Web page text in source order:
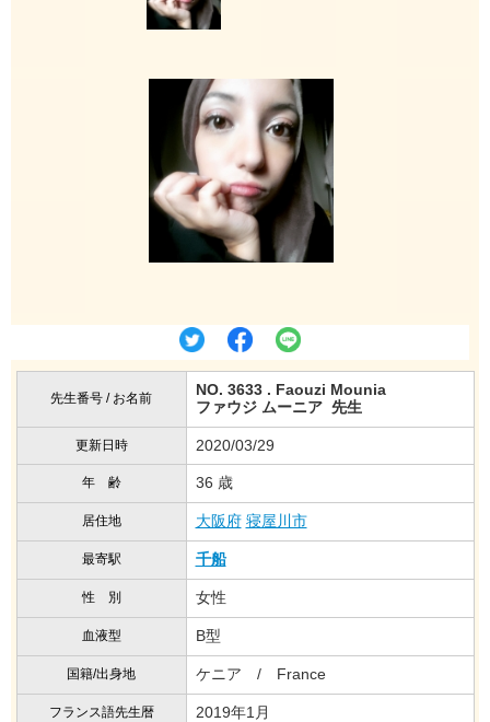
先生番号 / お名前
NO. 3633 . Faouzi Mounia
ファウジ ムーニア 先生
更新日時 2020/03/29
年 齢 36 歳
居住地 大阪府 寝屋川市
最寄駅 千船
性 別 女性
血液型 B型
国籍/出身地 ケニア / France
フランス語先生暦 2019年1月